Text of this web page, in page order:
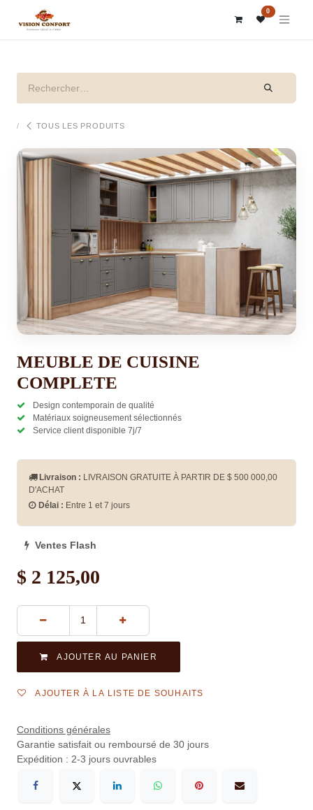
0
TOUS LES PRODUITS
MEUBLE DE CUISINE
COMPLETE
Design contemporain de qualité
Matériaux soigneusement sélectionnés
Service client disponible 7j/7
Livraison : LIVRAISON GRATUITE À PARTIR DE $ 500 000,00
D'ACHAT
Délai : Entre 1 et 7 jours
Ventes Flash
$ 2 125,00
AJOUTER AU PANIER
AJOUTER À LA LISTE DE SOUHAITS
Conditions générales
Garantie satisfait ou remboursé de 30 jours
Expédition : 2-3 jours ouvrables